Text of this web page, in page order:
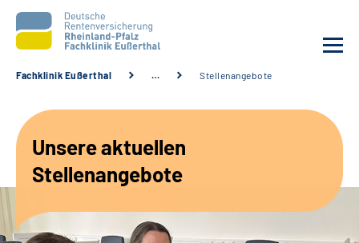
Unsere Angebote
Karriere
Fachklinik Eußerthal … Stellenangebote
Unsere aktuellen
Stellenangebote